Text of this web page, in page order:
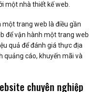
một nhà thiết kế web.
một trang web là điều gần
để vận hành một trang web
quả để đánh giá thực địa
quảng cáo, khuyến mãi và
chuyên nghiệp